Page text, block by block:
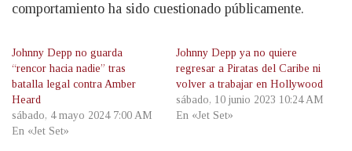
comportamiento ha sido cuestionado públicamente.
Johnny Depp no guarda
“rencor hacia nadie” tras
batalla legal contra Amber
Heard
sábado, 4 mayo 2024 7:00 AM
En «Jet Set»
Johnny Depp ya no quiere
regresar a Piratas del Caribe ni
volver a trabajar en Hollywood
sábado, 10 junio 2023 10:24 AM
En «Jet Set»